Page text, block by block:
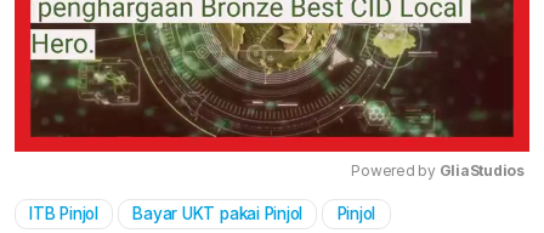
Powered by GliaStudios
ITB Pinjol Bayar UKT pakai Pinjol Pinjol